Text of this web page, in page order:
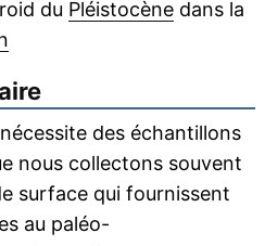
du Pléistocènedans la
des échantillons
nous collectons souvent
surface qui fournissent
au paléo-